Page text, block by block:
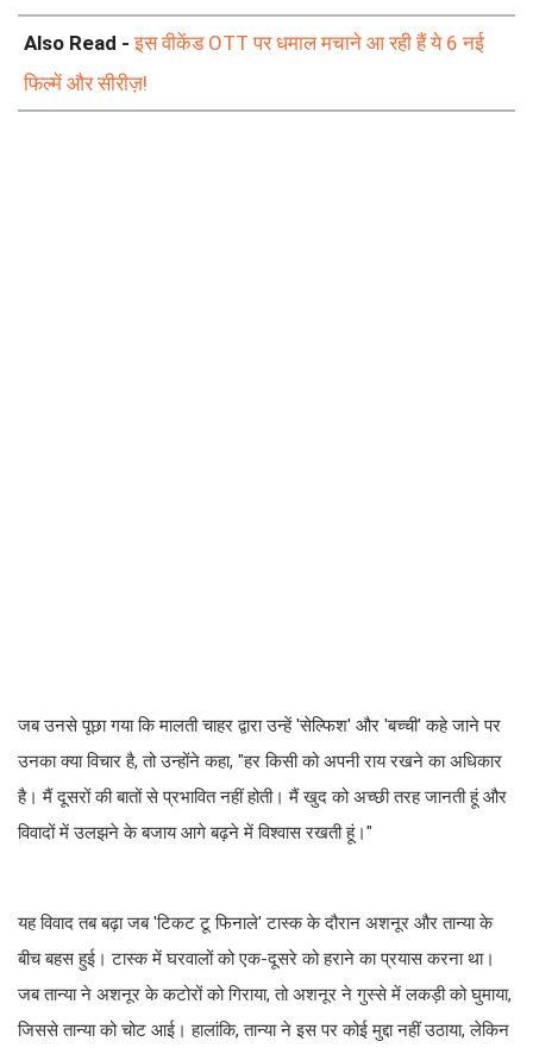
Also Read -इस वीकेंड OTT पर धमाल मचाने आ रही हैं ये 6 नई
फिल्में और सीरीज़!
जब उनसे पूछा गया कि मालती चाहर द्वारा उन्हें 'सेल्फिश' और 'बच्ची' कहे जाने पर
उनका क्या विचार है, तो उन्होंने कहा, "हर किसी को अपनी राय रखने का अधिकार
है। मैं दूसरों की बातों से प्रभावित नहीं होती। मैं खुद को अच्छी तरह जानती हूं और
विवादों में उलझने के बजाय आगे बढ़ने में विश्वास रखती हूं।"
यह विवाद तब बढ़ा जब 'टिकट टू फिनाले' टास्क के दौरान अशनूर और तान्या के
बीच बहस हुई। टास्क में घरवालों को एक-दूसरे को हराने का प्रयास करना था।
जब तान्या ने अशनूर के कटोरों को गिराया, तो अशनूर ने गुस्से में लकड़ी को घुमाया,
जिससे तान्या को चोट आई। हालांकि, तान्या ने इस पर कोई मुद्दा नहीं उठाया, लेकिन